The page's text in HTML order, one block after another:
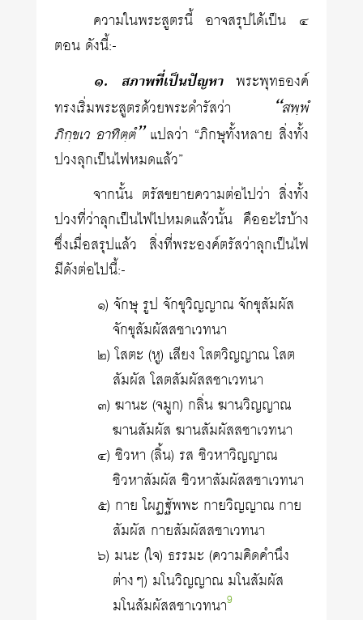
ความในพระสูตรนี้ อาจสรุปได้เป็น ๔
ตอน ดังนี้:-
๑. สภาพที่เป็นปัญหาพระพุทธองค์
ทรงเริ่มพระสูตรด้วยพระดำรัสว่า
“สพฺพํ
ภิกฺขเว อาทิตฺตํ”แปลว่า “ภิกษุทั้งหลาย สิ่งทั้ง
ปวงลุกเป็นไฟหมดแล้ว”
จากนั้น ตรัสขยายความต่อไปว่า สิ่งทั้ง
ปวงที่ว่าลุกเป็นไฟไปหมดแล้วนั้น คืออะไรบ้าง
ซึ่งเมื่อสรุปแล้ว สิ่งที่พระองค์ตรัสว่าลุกเป็นไฟ
มีดังต่อไปนี้:-
๑) จักษุ รูป จักขุวิญญาณ จักขุสัมผัส
จักขุสัมผัสสชาเวทนา
๒) โสตะ (หู) เสียง โสตวิญญาณ โสต
สัมผัส โสตสัมผัสสชาเวทนา
๓) ฆานะ (จมูก) กลิ่น ฆานวิญญาณ
ฆานสัมผัส ฆานสัมผัสสชาเวทนา
๔) ชิวหา (ลิ้น) รส ชิวหาวิญญาณ
ชิวหาสัมผัส ชิวหาสัมผัสสชาเวทนา
๕) กาย โผฏฐัพพะ กายวิญญาณ กาย
สัมผัส กายสัมผัสสชาเวทนา
๖) มนะ (ใจ) ธรรมะ (ความคิดคำนึง
ต่างๆ) มโนวิญญาณ มโนสัมผัส
มโนสัมผัสสชาเวทนา9